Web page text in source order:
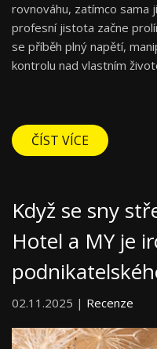
rovnováhu, zatímco sama
profesní jistota začne
se příběh plný napětí,
kontrolu nad vlastním
ČÍST VÍCE
Když se sny
Hotel a MY je
02.11.2025 | Recenze